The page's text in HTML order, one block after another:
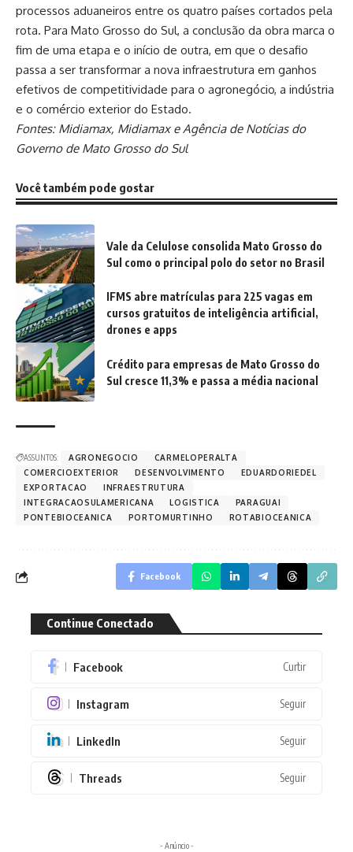
processos aduaneiros entre os quatro países cortados pela
rota. Para Mato Grosso do Sul, a conclusão da obra marca o
fim de uma etapa e o início de outra, em que o desafio
passa a ser transformar a nova infraestrutura em ganhos
efetivos de competitividade para o agronegócio, a indústria
e o comércio exterior do Estado.
Fontes: Midiamax, MidiamaxeAgência de Notícias do
Governo de Mato Grosso do Sul
Você também pode gostar
Vale da Celulose consolida Mato Grosso do
Sul como o principal polo do setor no Brasil
IFMS abre matrículas para 225 vagas em
cursos gratuitos de inteligência artificial,
drones e apps
Crédito para empresas de Mato Grosso do
Sul cresce 11,3% e passa a média nacional
ASSUNTOS: AGRONEGOCIO
CARMELOPERALTA
COMERCIOEXTERIOR
DESENVOLVIMENTO
EDUARDORIEDEL
EXPORTACAO
INFRAESTRUTURA
INTEGRACAOSULAMERICANA
LOGISTICA
PARAGUAI
PONTEBIOCEANICA
PORTOMURTINHO ROTABIOCEANICA
Facebook
Continue Conectado
Facebook Curtir
Instagram Seguir
LinkedIn Seguir
Threads Seguir
- Anúncio -